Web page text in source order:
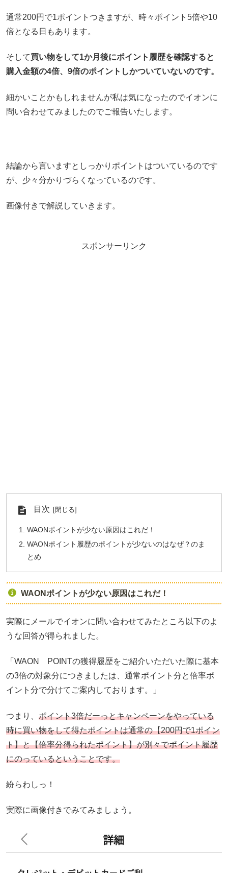
通常200円で1ポイントつきますが、時々ポイント5倍や10
倍となる日もあります。
そして買い物をして1か月後にポイント履歴を確認すると
購入金額の4倍、9倍のポイントしかついていないのです。
細かいことかもしれませんが私は気になったのでイオンに
問い合わせてみましたのでご報告いたします。
結論から言いますとしっかりポイントはついているのです
が、少々分かりづらくなっているのです。
画像付きで解説していきます。
スポンサーリンク
目次
WAONポイントが少ない原因はこれだ！
WAONポイント履歴のポイントが少ないのはなぜ？のま
とめ
WAONポイントが少ない原因はこれだ！
実際にメールでイオンに問い合わせてみたところ以下のよ
うな回答が得られました。
「WAON POINTの獲得履歴をご紹介いただいた際に基本
の3倍の対象分につきましたは、通常ポイント分と倍率ポ
イント分で分けてご案内しております。」
つまり、 ポイント3倍だーっとキャンペーンをやっている
時に買い物をして得たポイントは通常の【200円で1ポイン
ト】と【倍率分得られたポイント】が別々でポイント履歴
にのっているということです。
紛らわしっ！
実際に画像付きでみてみましょう。